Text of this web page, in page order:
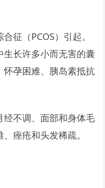
征（PCOS）引起。
长许多小而无害的囊
怀孕困难、胰岛素抵抗
经不调、面部和身体毛
痤疮和头发稀疏。